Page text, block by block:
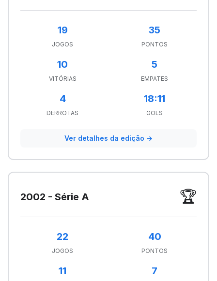
19
JOGOS
35
PONTOS
10
VITÓRIAS
5
EMPATES
4
DERROTAS
18:11
GOLS
Ver detalhes da edição →
2002 - Série A 🏆
22
JOGOS
40
PONTOS
11 7